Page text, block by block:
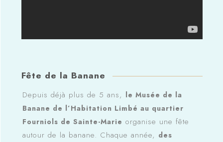
Fête de la Banane
Depuis déjà plus de 5 ans, le Musée de la
Banane de l’Habitation Limbé au quartier
Fourniols de Sainte-Marie organise une fête
autour de la banane. Chaque année, des